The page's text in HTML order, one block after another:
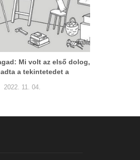
Mi volt az első dolog,
a tekintetedet a
2022. 11. 04.